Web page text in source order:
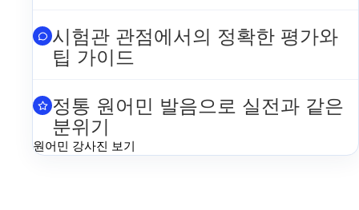
시험관 관점에서의 정확한 평가와
팁 가이드
정통 원어민 발음으로 실전과 같은
분위기
원어민 강사진 보기